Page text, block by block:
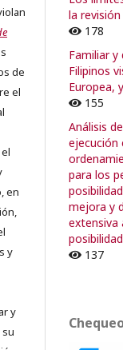
de
el
en
y
y
la
178
Familiar y
Filipinos
Europea,
155
Análisis
ejecución
para los
mejora y
extensiva
137